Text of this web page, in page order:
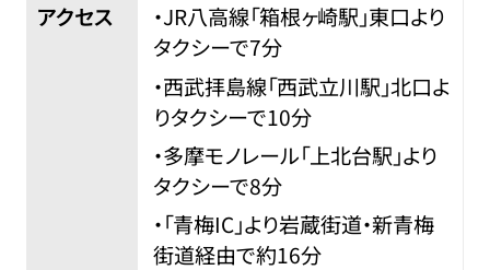
アクセス
・JR八高線「箱根ヶ崎駅」東口より
タクシーで7分
・西武拝島線「西武立川駅」北口よ
りタクシーで10分
・多摩モノレール「上北台駅」より
タクシーで8分
・「青梅IC」より岩蔵街道・新青梅
街道経由で約16分